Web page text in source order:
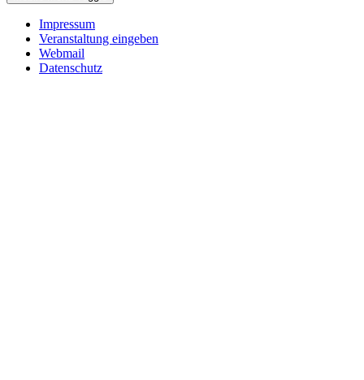
Impressum
Veranstaltung eingeben
Webmail
Datenschutz